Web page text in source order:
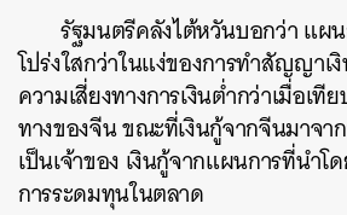
รัฐมนตรีคลังไต้หวันบอกว่า แผ
โปร่งใสกว่าในแง่ของการทำสัญญาเ
ความเสี่ยงทางการเงินต่ำกว่าเมื่อเ
ทางของจีน ขณะที่เงินกู้จากจีนมาจา
เป็นเจ้าของ เงินกู้จากแผนการที่นำโ
การระดมทุนในตลาด